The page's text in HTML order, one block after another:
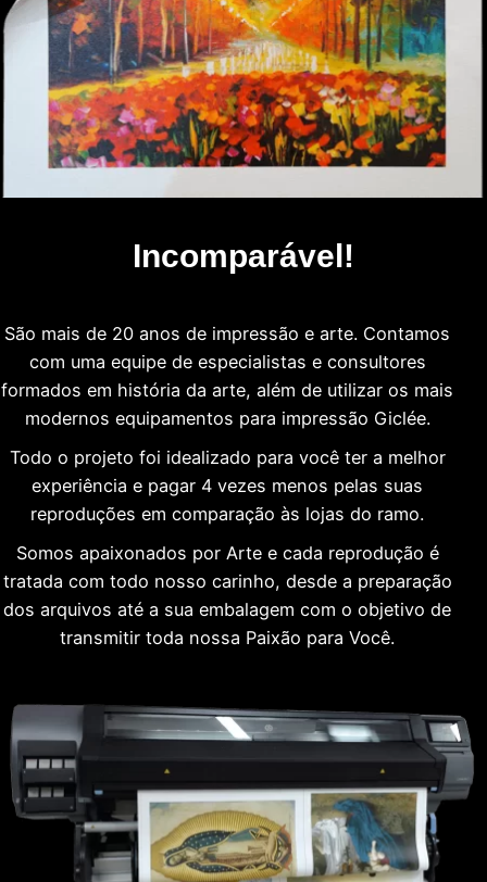
Incomparável!
São mais de 20 anos de impressão e arte. Contamos
com uma equipe de especialistas e consultores
formados em história da arte, além de utilizar os mais
modernos equipamentos para impressão Giclée.
Todo o projeto foi idealizado para você ter a melhor
experiência e pagar 4 vezes menos pelas suas
reproduções em comparação às lojas do ramo.
Somos apaixonados por Arte e cada reprodução é
tratada com todo nosso carinho, desde a preparação
dos arquivos até a sua embalagem com o objetivo de
transmitir toda nossa Paixão para Você.